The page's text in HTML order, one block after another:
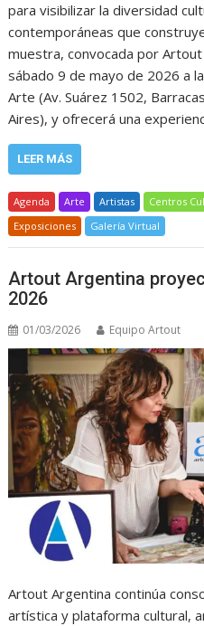
para visibilizar la diversidad
contemporáneas que
muestra, convocada por
sábado 9 de mayo de 2026 a
Arte (Av. Suárez 1502,
Aires), y ofrecerá una
LEER MÁS
Agenda Arte Artistas Centros
Exposiciones
Galería Virtual
Artout Argentina
2026
01/03/2026 Equipo Artout
Artout Argentina continúa
artística y plataforma cultural,